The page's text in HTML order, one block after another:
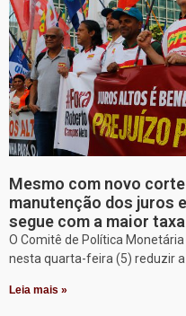
Mesmo com novo
manutenção dos juros
segue com a maior
O Comitê de Política
nesta quarta-feira (5) reduzir
Leia mais »